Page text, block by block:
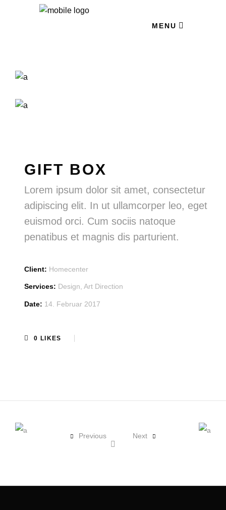
MENU
GIFT BOX
Lorem ipsum dolor sit amet, consectetur
adipiscing elit. In ut ullamcorper leo, eget
euismod orci. Cum sociis natoque
penatibus et magnis dis parturient.
Client: Homecenter
Services: Design, Art Direction
Date: 14. Februar 2017
0 LIKES
Previous Next